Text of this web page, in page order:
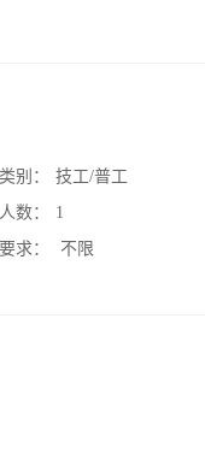
别：
技工/普工
数：
1
求：
不限